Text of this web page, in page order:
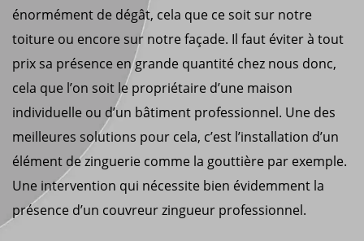
énormément de dégât, cela que ce soit sur notre
toiture ou encore sur notre façade. Il faut éviter à tout
prix sa présence en grande quantité chez nous donc,
cela que l’on soit le propriétaire d’une maison
individuelle ou d’un bâtiment professionnel. Une des
meilleures solutions pour cela, c’est l’installation d’un
élément de zinguerie comme la gouttière par exemple.
Une intervention qui nécessite bien évidemment la
présence d’un couvreur zingueur professionnel.